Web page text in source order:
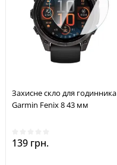
Захисне скло для годинника
Garmin Fenix 8 43 мм
139 грн.